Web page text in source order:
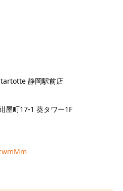
静岡駅前店
屋町17-1 葵タワー1F